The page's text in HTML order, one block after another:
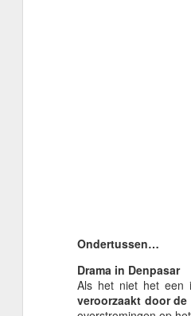
Ondertussen…
Drama in Denpasar
Als het niet het
veroorzaakt door